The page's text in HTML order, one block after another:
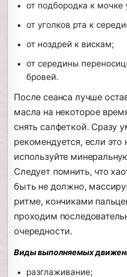
от подбородка к мочке
от уголков рта к
от ноздрей к вискам;
от середины
бровей.
После сеанса лучше
масла на некоторое
снять салфеткой. Сразу
рекомендуется, если
используйте
Следует помнить, что
быть не должно,
ритме, кончиками
проходим
очередности.
Виды выполняемых
разглаживание;